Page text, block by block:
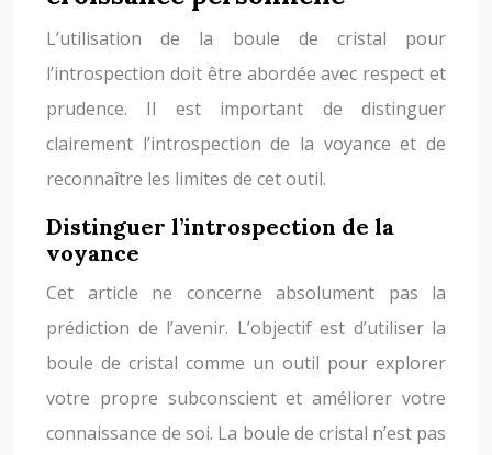
L’utilisation de la boule de cristal pour
l’introspection doit être abordée avec respect et
prudence. Il est important de distinguer
clairement l’introspection de la voyance et de
reconnaître les limites de cet outil.
Distinguer l’introspection de la
voyance
Cet article ne concerne absolument pas la
prédiction de l’avenir. L’objectif est d’utiliser la
boule de cristal comme un outil pour explorer
votre propre subconscient et améliorer votre
connaissance de soi. La boule de cristal n’est pas